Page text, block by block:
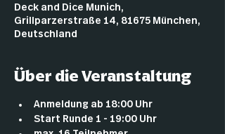
Deck and Dice Munich,
Grillparzerstraße 14, 81675 München,
Deutschland
Über die Veranstaltung
Anmeldung ab 18:00 Uhr
Start Runde 1 - 19:00 Uhr